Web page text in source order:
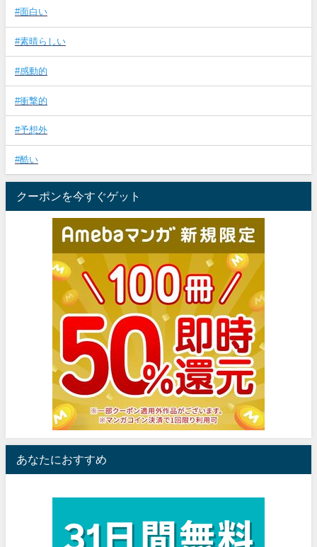
#面白い
#素晴らしい
#感動的
#衝撃的
#予想外
#酷い
クーポンを今すぐゲット
あなたにおすすめ